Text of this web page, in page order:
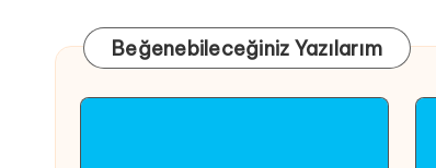
Beğenebileceğiniz Yazılarım